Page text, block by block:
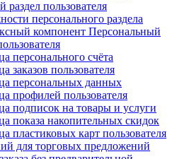
раздел пользователя
персонального раздела
компонент Персональный
персонального счёта
заказов пользователя
персональных данных
профилей пользователя
подписок на товары и услуги
показа накопительных скидок
пластиковых карт пользователя
для торговых предложений